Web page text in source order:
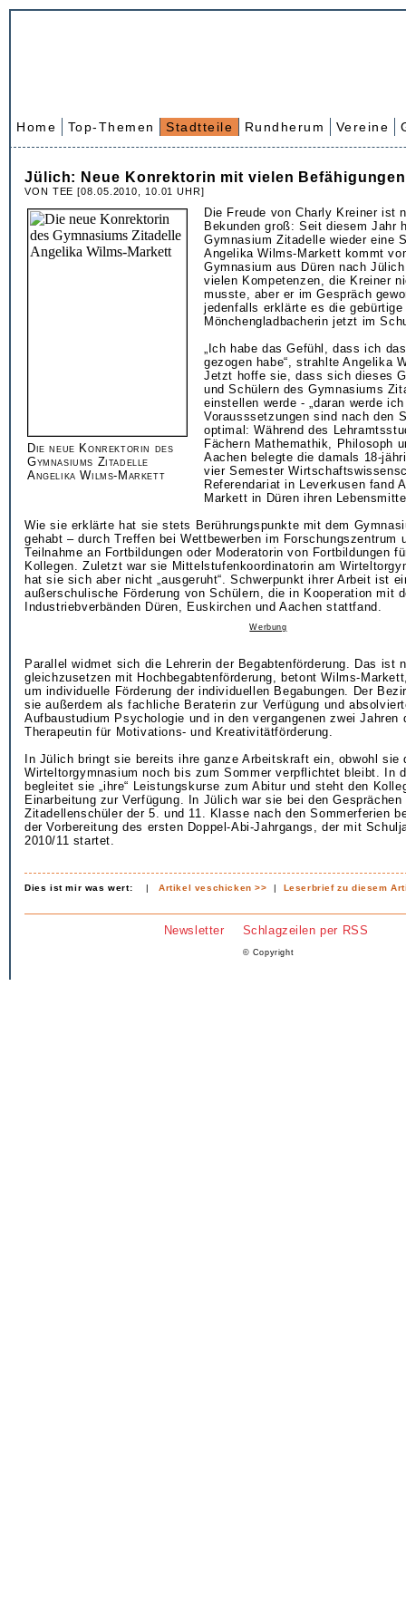
Home Top-Themen Stadtteile Rundherum Vereine
Jülich: Neue Konrektorin mit vielen Befähigungen
VON TEE [08.05.2010, 10.01 UHR]
Die neue Konrektorin des
Gymnasiums Zitadelle
Angelika Wilms-Markett
Die Freude von Charly Kreiner ist
Bekunden groß: Seit diesem Jahr
Gymnasium Zitadelle wieder eine
Angelika Wilms-Markett kommt
Gymnasium aus Düren nach
vielen Kompetenzen, die Kreiner
musste, aber er im Gespräch
jedenfalls erklärte es die gebürtige
Mönchengladbacherin jetzt im
„Ich habe das Gefühl, dass ich
gezogen habe“, strahlte Angelika
Jetzt hoffe sie, dass sich dieses
und Schülern des Gymnasiums
einstellen werde - „daran werde
Vorausssetzungen sind nach den
optimal: Während des
Fächern Mathemathik, Philosoph
Aachen belegte die damals 18-
vier Semester
Referendariat in Leverkusen fand
Markett in Düren ihren
Wie sie erklärte hat sie stets Berührungspunkte mit dem
gehabt – durch Treffen bei Wettbewerben im Forschungszentrum
Teilnahme an Fortbildungen oder Moderatorin von Fortbildungen
Kollegen. Zuletzt war sie Mittelstufenkoordinatorin am
hat sie sich aber nicht „ausgeruht“. Schwerpunkt ihrer Arbeit ist
außerschulische Förderung von Schülern, die in Kooperation mit
Industriebverbänden Düren, Euskirchen und Aachen stattfand.
Werbung
Parallel widmet sich die Lehrerin der Begabtenförderung. Das ist
gleichzusetzen mit Hochbegabtenförderung, betont Wilms-
um individuelle Förderung der individuellen Begabungen. Der
sie außerdem als fachliche Beraterin zur Verfügung und
Aufbaustudium Psychologie und in den vergangenen zwei Jahren
Therapeutin für Motivations- und Kreativitätförderung.
In Jülich bringt sie bereits ihre ganze Arbeitskraft ein, obwohl sie
Wirteltorgymnasium noch bis zum Sommer verpflichtet bleibt. In
begleitet sie „ihre“ Leistungskurse zum Abitur und steht den
Einarbeitung zur Verfügung. In Jülich war sie bei den Gesprächen
Zitadellenschüler der 5. und 11. Klasse nach den Sommerferien
der Vorbereitung des ersten Doppel-Abi-Jahrgangs, der mit
2010/11 startet.
Dies ist mir was wert: |Artikel veschicken >> | Leserbrief zu diesem
Newsletter Schlagzeilen per RSS
© Copyright